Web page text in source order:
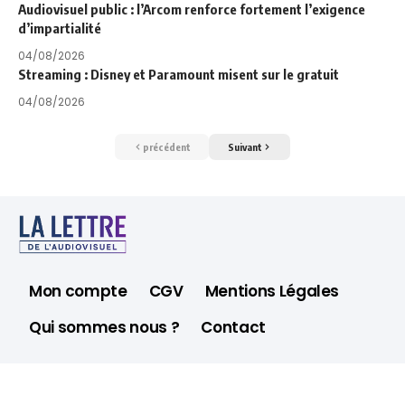
Audiovisuel public : l’Arcom renforce fortement l’exigence
d’impartialité
04/08/2026
Streaming : Disney et Paramount misent sur le gratuit
04/08/2026
précédent Suivant
Mon compte CGV
Mentions Légales
Qui sommes nous ?
Contact